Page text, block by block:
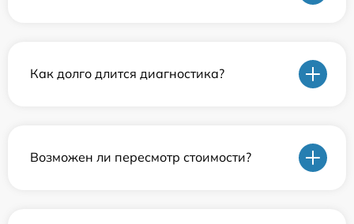
Как долго длится диагностика?
Возможен ли пересмотр стоимости?